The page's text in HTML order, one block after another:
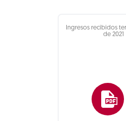
Ingresos recibidos
de 2021